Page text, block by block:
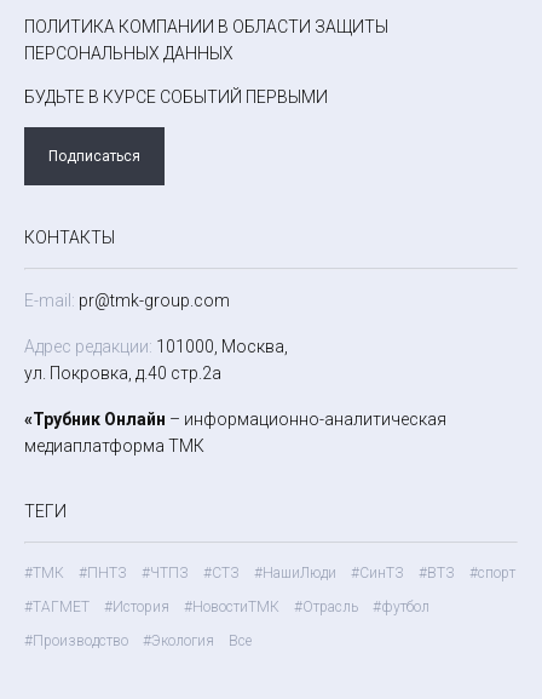
ПОЛИТИКА КОМПАНИИ В ОБЛАСТИ ЗАЩИТЫ
ПЕРСОНАЛЬНЫХ ДАННЫХ
БУДЬТЕ В КУРСЕ СОБЫТИЙ ПЕРВЫМИ
Подписаться
КОНТАКТЫ
E-mail: pr@tmk-group.com
Адрес редакции: 101000, Москва,
ул. Покровка, д.40 стр.2а
«Трубник Онлайн – информационно-аналитическая
медиаплатформа ТМК
ТЕГИ
#ТМК #ПНТЗ #ЧТПЗ #СТЗ #НашиЛюди #СинТЗ #ВТЗ
#спорт
#ТАГМЕТ
#История #НовостиТМК #Отрасль
#футбол
#Производство
#Экология Все